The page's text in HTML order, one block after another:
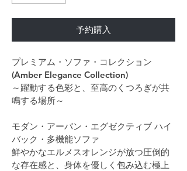
予約購入
プレミアム・ソファ・コレクション
(Amber Elegance Collection)
～躍動する色彩と、至高のくつろぎが共
鳴する場所～
モダン・アーバン・エグゼクティブ ハイ
バック・多機能ソファ
鮮やかなエルメスオレンジが放つ圧倒的
な存在感と、身体を優しく包み込む極上